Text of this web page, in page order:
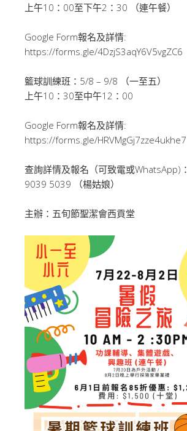
上午10：00至下午2：30 （連午餐）
Google Form報名及詳情:
https://forms.gle/4DzjS3aqY6V5vgZC6
籃球訓練班：5/8 – 9/8 （一至五）
上午10：30至中午12：00
Google Form報名及詳情:
https://forms.gle/HRVMgGj7zze4ukhe7
查詢詳情及報名（可致電或WhatsApp)：
9039 5039 （楊姑娘）
主辦：五旬節聖潔會西貢堂